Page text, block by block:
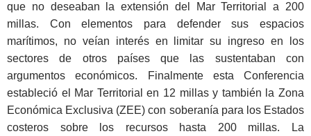
que no deseaban la extensión del Mar Territorial a 200
millas. Con elementos para defender sus espacios
marítimos, no veían interés en limitar su ingreso en los
sectores de otros países que las sustentaban con
argumentos económicos. Finalmente esta Conferencia
estableció el Mar Territorial en 12 millas y también la Zona
Económica Exclusiva (ZEE) con soberanía para los Estados
costeros sobre los recursos hasta 200 millas. La